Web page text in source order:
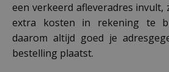
een verkeerd afleveradres invult,
extra kosten in rekening te
daarom altijd goed je
bestelling plaatst.